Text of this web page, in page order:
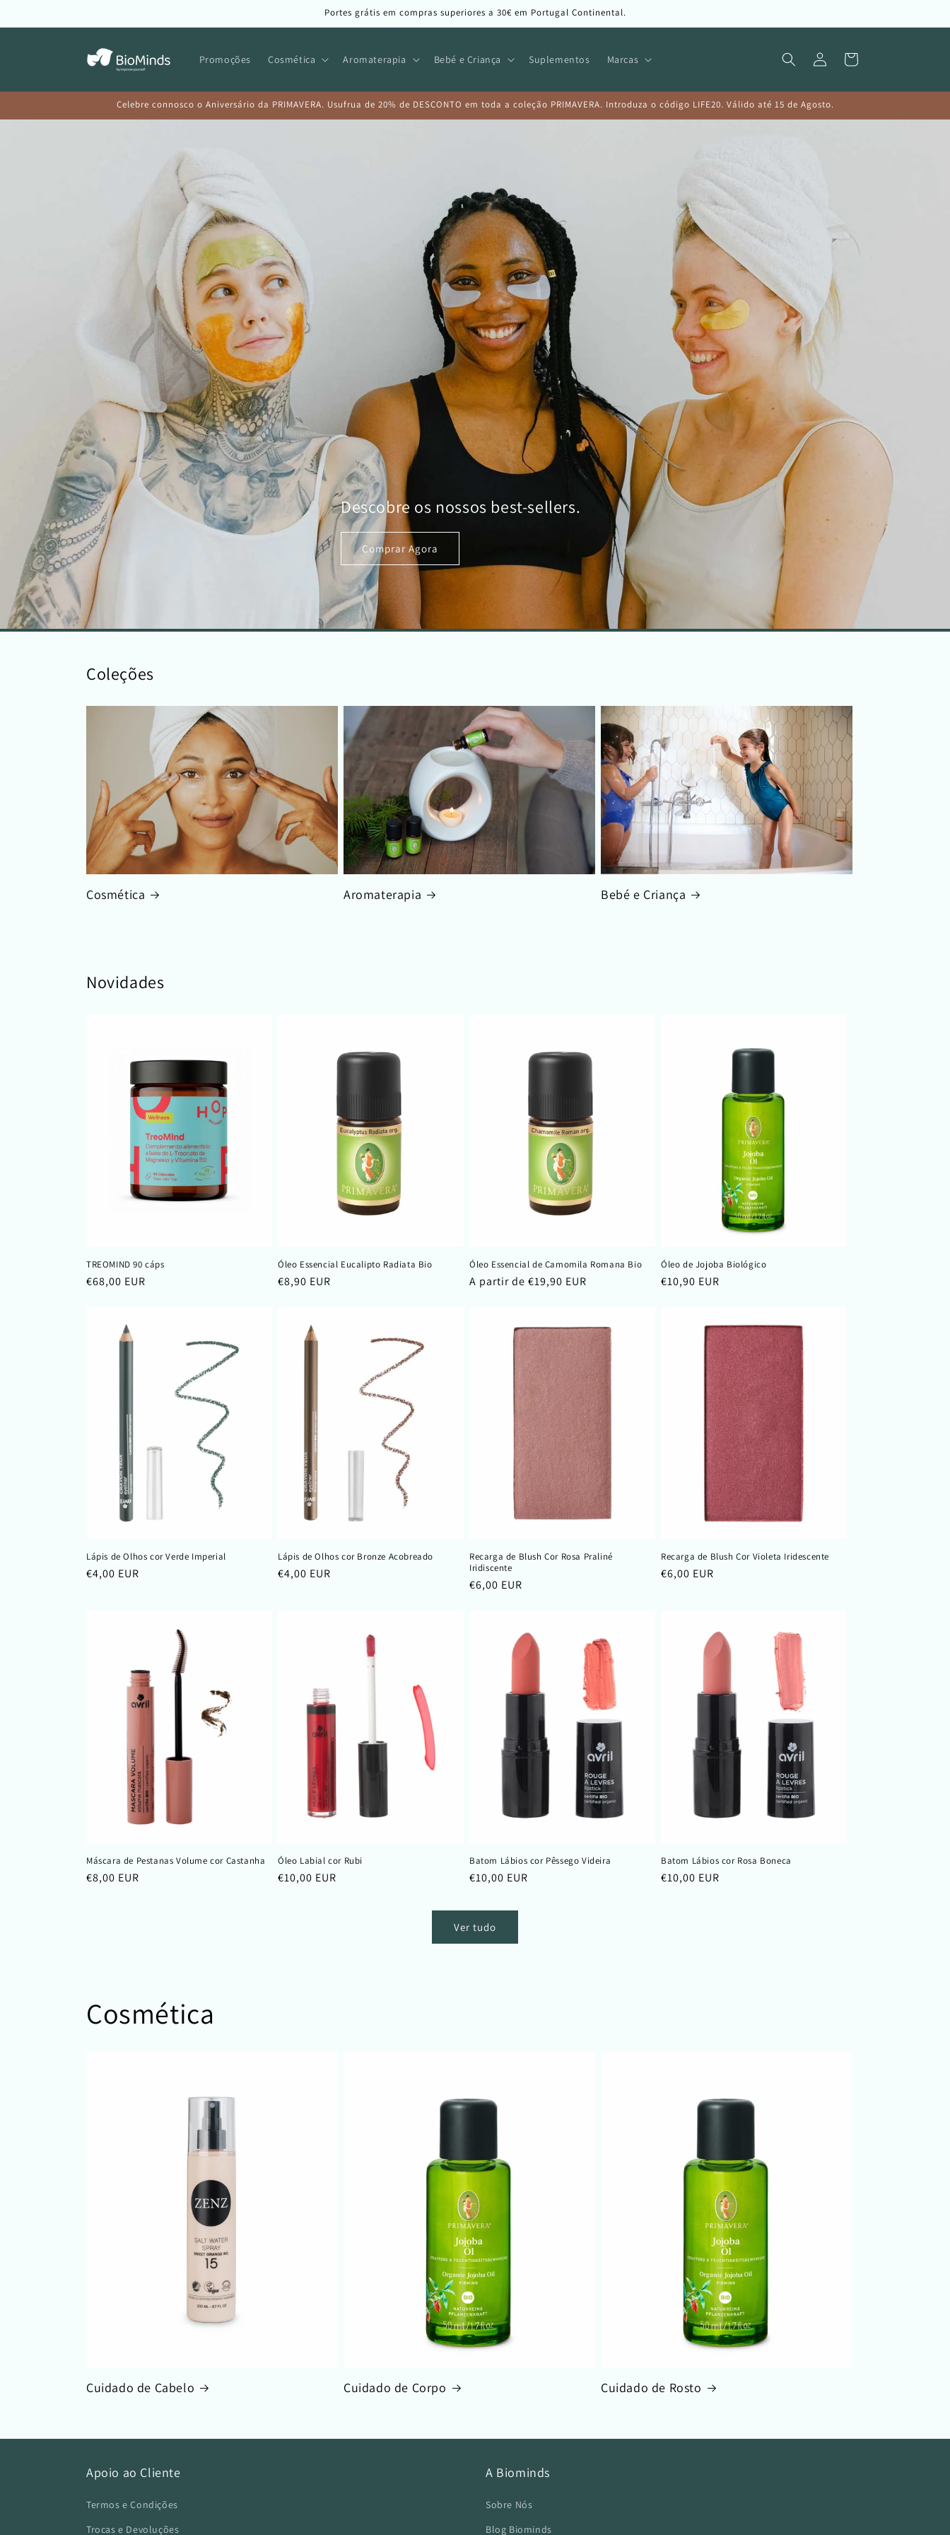
conteúdo
Portes grátis em compras superiores a 30€ em Portugal Continental.
Promoções Cosmética Aromaterapia Bebé e Criança Suplementos Marcas
Iniciar
sessão
Carrinho
Celebre connosco o Aniversário da PRIMAVERA. Usufrua de 20% de DESCONTO em toda a coleção PRIMAVERA. Introduza o código LIFE20. Válido até 15 de Agosto.
Descobre os nossos best-sellers.
Comprar Agora
Coleções
Cosmética Aromaterapia Bebé e Criança
Novidades
TREOMIND 90 cáps
Preço
€68,00 EUR
Óleo Essencial Eucalipto Radiata Bio
Preço
€8,90 EUR
Óleo Essencial de Camomila Romana Bio
Preço
A partir de €19,90 EUR
Óleo de Jojoba Biológico
Preço
€10,90 EUR
Lápis de Olhos cor Verde Imperial
Preço
€4,00 EUR
Lápis de Olhos cor Bronze Acobreado
Preço
€4,00 EUR
Recarga de Blush Cor Rosa Praliné
Iridiscente
Preço
€6,00 EUR
Recarga de Blush Cor Violeta Iridescente
Preço
€6,00 EUR
Máscara de Pestanas Volume cor Castanha
Preço
€8,00 EUR
Óleo Labial cor Rubi
Preço
€10,00 EUR
Batom Lábios cor Pêssego Videira
Preço
€10,00 EUR
Batom Lábios cor Rosa Boneca
Preço
€10,00 EUR
Ver tudo
Cosmética
Cuidado de Cabelo Cuidado de Corpo Cuidado de Rosto
Apoio ao Cliente
Termos e Condições
Trocas e Devoluções
A Biominds
Sobre Nós
Blog Biominds